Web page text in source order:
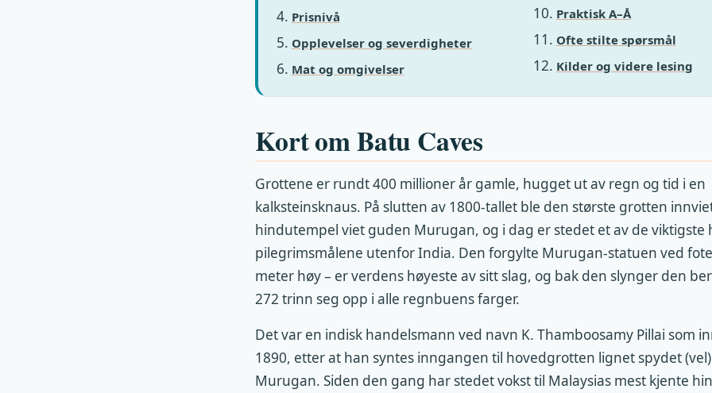
Prisnivå
Opplevelser og severdigheter
Mat og omgivelser
Praktisk A–Å
Ofte stilte spørsmål
Kilder og videre lesing
Kort om Batu Caves
Grottene er rundt 400 millioner år gamle, hugget ut av regn og tid i en
kalksteinsknaus. På slutten av 1800-tallet ble den største grotten
hindutempel viet guden Murugan, og i dag er stedet et av de viktigste
pilegrimsmålene utenfor India. Den forgylte Murugan-statuen ved
meter høy – er verdens høyeste av sitt slag, og bak den slynger den
272 trinn seg opp i alle regnbuens farger.
Det var en indisk handelsmann ved navn K. Thamboosamy Pillai som
1890, etter at han syntes inngangen til hovedgrotten lignet spydet
Murugan. Siden den gang har stedet vokst til Malaysias mest kjente